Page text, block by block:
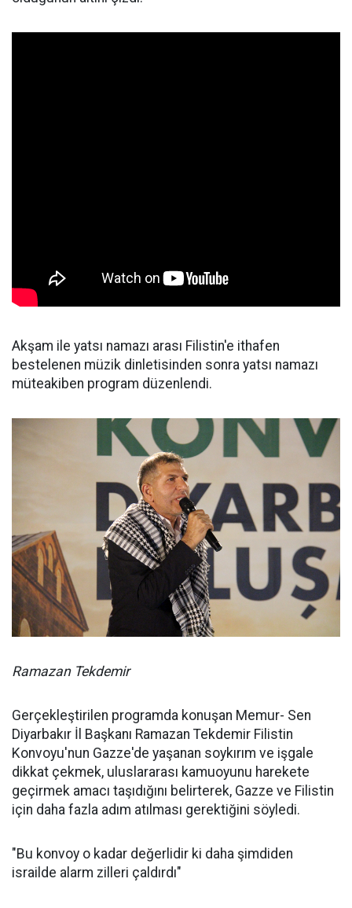
Akşam ile yatsı namazı arası Filistin'e ithafen
bestelenen müzik dinletisinden sonra yatsı namazı
müteakiben program düzenlendi.
Ramazan Tekdemir
Gerçekleştirilen programda konuşan Memur- Sen
Diyarbakır İl Başkanı Ramazan Tekdemir Filistin
Konvoyu'nun Gazze'de yaşanan soykırım ve işgale
dikkat çekmek, uluslararası kamuoyunu harekete
geçirmek amacı taşıdığını belirterek, Gazze ve Filistin
için daha fazla adım atılması gerektiğini söyledi.
"Bu konvoy o kadar değerlidir ki daha şimdiden
israilde alarm zilleri çaldırdı"